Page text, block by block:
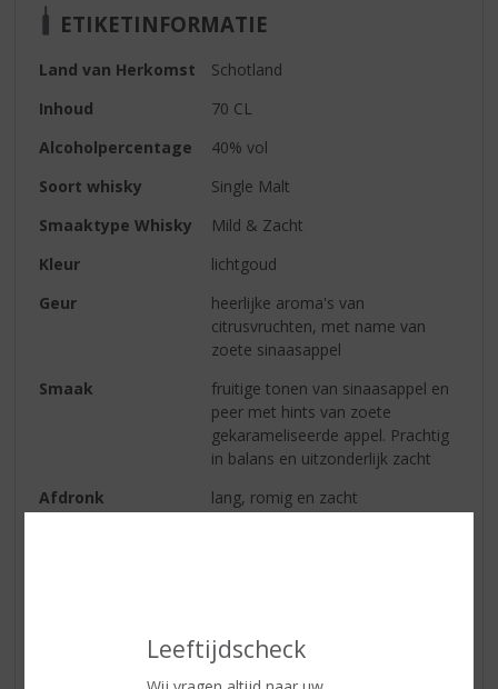
Leeftijdscheck
ETIKETINFORMATIE
Land van Herkomst
Schotland
Inhoud
70 CL
Alcoholpercentage
40% vol
Soort whisky
Single Malt
Smaaktype Whisky
Mild & Zacht
Kleur
lichtgoud
Geur
heerlijke aroma's van
citrusvruchten, met name van
zoete sinaasappel
Smaak
fruitige tonen van sinaasappel en
peer met hints van zoete
gekarameliseerde appel. Prachtig
in balans en uitzonderlijk zacht
Afdronk
lang, romig en zacht